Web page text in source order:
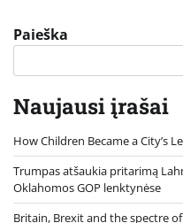
Paieška
Naujausi įrašai
How Children Became a City’s
Trumpas atšaukia pritarimą
Oklahomos GOP lenktynėse
Britain, Brexit and the spectre